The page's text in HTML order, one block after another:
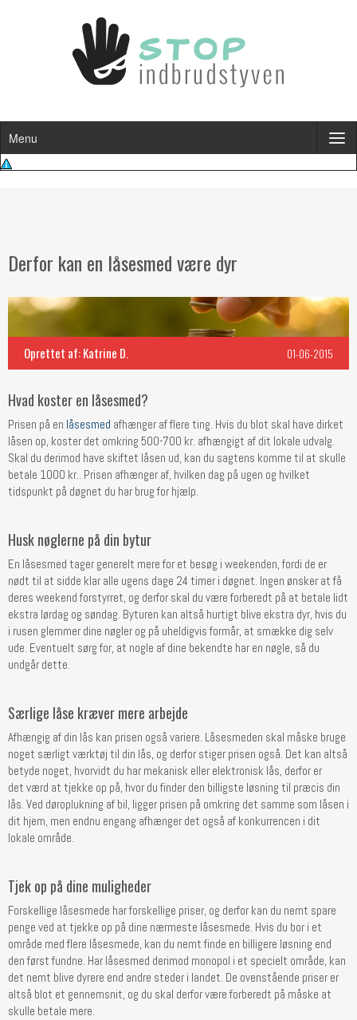
Menu
Derfor kan en låsesmed være dyr
Oprettet af: Katrine D. 01-06-2015
Hvad koster en låsesmed?
Prisen på en låsesmed afhænger af flere ting. Hvis du blot skal have dirket
låsen op, koster det omkring 500-700 kr. afhængigt af dit lokale udvalg.
Skal du derimod have skiftet låsen ud, kan du sagtens komme til at skulle
betale 1000 kr.. Prisen afhænger af, hvilken dag på ugen og hvilket
tidspunkt på døgnet du har brug for hjælp.
Husk nøglerne på din bytur
En låsesmed tager generelt mere for et besøg i weekenden, fordi de er
nødt til at sidde klar alle ugens dage 24 timer i døgnet. Ingen ønsker at få
deres weekend forstyrret, og derfor skal du være forberedt på at betale lidt
ekstra lørdag og søndag. Byturen kan altså hurtigt blive ekstra dyr, hvis du
i rusen glemmer dine nøgler og på uheldigvis formår, at smække dig selv
ude. Eventuelt sørg for, at nogle af dine bekendte har en nøgle, så du
undgår dette.
Særlige låse kræver mere arbejde
Afhængig af din lås kan prisen også variere. Låsesmeden skal måske bruge
noget særligt værktøj til din lås, og derfor stiger prisen også. Det kan altså
betyde noget, hvorvidt du har mekanisk eller elektronisk lås, derfor er
det værd at tjekke op på, hvor du finder den billigste løsning til præcis din
lås. Ved døroplukning af bil, ligger prisen på omkring det samme som låsen i
dit hjem, men endnu engang afhænger det også af konkurrencen i dit
lokale område.
Tjek op på dine muligheder
Forskellige låsesmede har forskellige priser, og derfor kan du nemt spare
penge ved at tjekke op på dine nærmeste låsesmede. Hvis du bor i et
område med flere låsesmede, kan du nemt finde en billigere løsning end
den først fundne. Har låsesmed derimod monopol i et specielt område, kan
det nemt blive dyrere end andre steder i landet. De ovenstående priser er
altså blot et gennemsnit, og du skal derfor være forberedt på måske at
skulle betale mere.